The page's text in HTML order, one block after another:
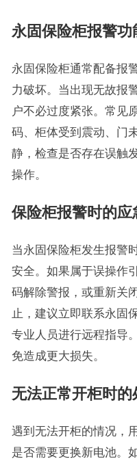
永固保险柜报警
永固保险柜通常配备报
力破坏。当出现无故报
户不必过度紧张。常见
码、柜体受到震动、门
静，检查是否存在误触
操作。
保险柜报警时的应
当永固保险柜发生报警
安全。如果属于误操作
码解除警报，或重新关
止，建议立即联系永固
专业人员进行远程指导
免造成更大损失。
无法正常开柜时的
遇到无法开柜的情况，
是否需要更换新电池。